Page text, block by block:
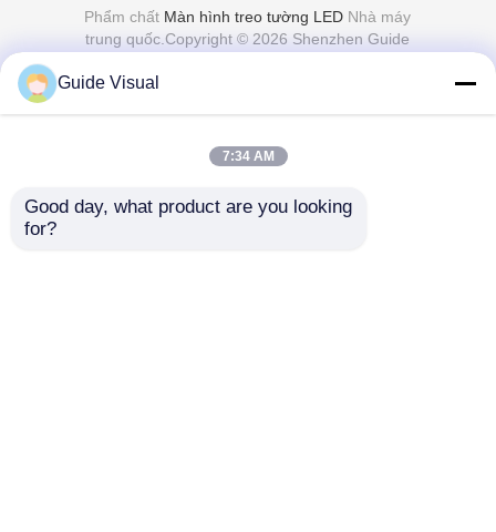
Phẩm chất Màn hình treo tường LED Nhà máy
trung quốc.Copyright © 2026 Shenzhen Guide
Guide Visual
7:34 AM
Good day, what product are you looking
for?